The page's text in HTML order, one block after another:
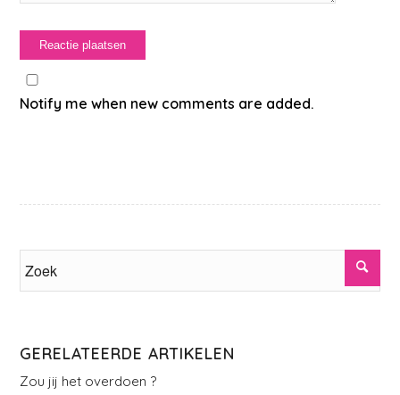
Notify me when new comments are added.
GERELATEERDE ARTIKELEN
Zou jij het overdoen ?